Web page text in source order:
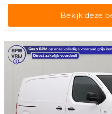
Bekijk deze